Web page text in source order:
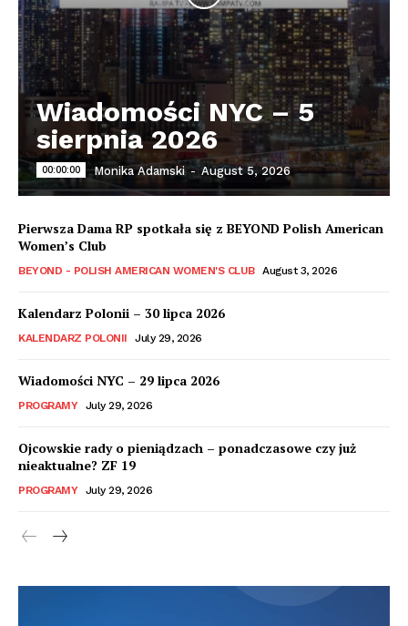
Wiadomości NYC – 5
sierpnia 2026
00:00:00 Monika Adamski - August 5, 2026
Pierwsza Dama RP spotkała się z BEYOND Polish American
Women’s Club
BEYOND - POLISH AMERICAN WOMEN'S CLUB August 3, 2026
Kalendarz Polonii – 30 lipca 2026
KALENDARZ POLONII July 29, 2026
Wiadomości NYC – 29 lipca 2026
PROGRAMY July 29, 2026
Ojcowskie rady o pieniądzach – ponadczasowe czy już
nieaktualne? ZF 19
PROGRAMY July 29, 2026